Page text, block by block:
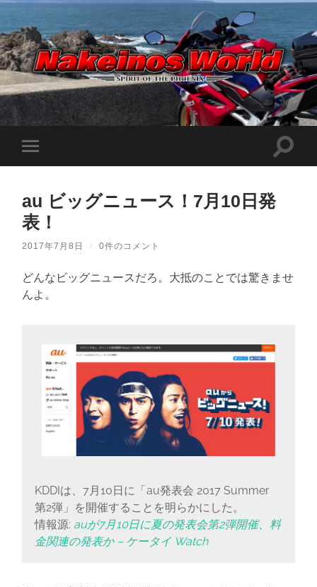
Nakeinos
world
ノ
ー
ル
記
く
ブ
ロ
グ
バ
メ
ニ
ュ
を
り
替
え
る
検
え
る
au ビッグニュース！7月10日発
表！
2017年7月8日 / 0件のコメント
どんなビッグニュースだろ。大抵のことでは驚きませ
んよ。
KDDIは、7月10日に「au発表会 2017 Summer
第2弾」を開催することを明らかにした。
情報源: auが7月10日に夏の発表会第2弾開催、料
金関連の発表か – ケータイ Watch